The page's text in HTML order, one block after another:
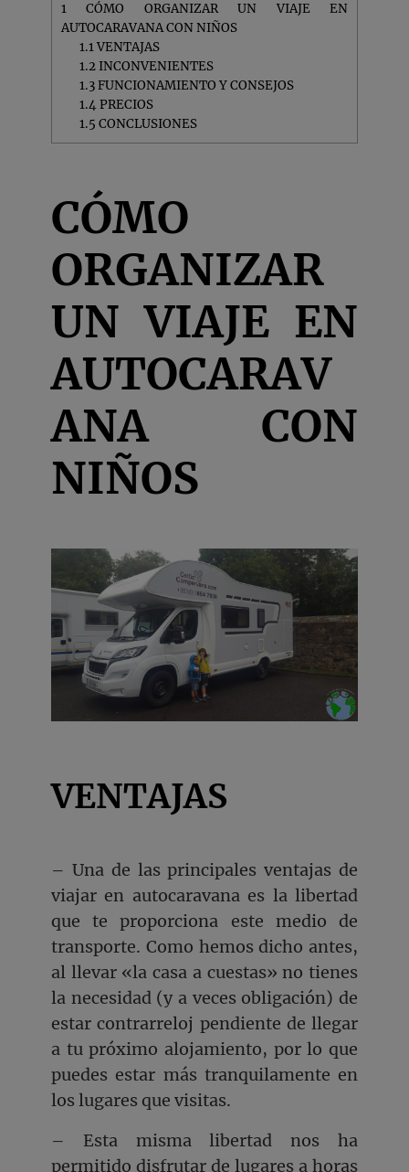
1 CÓMO ORGANIZAR UN VIAJE EN
AUTOCARAVANA CON NIÑOS
1.1VENTAJAS
1.2INCONVENIENTES
1.3FUNCIONAMIENTO Y CONSEJOS
1.4PRECIOS
1.5 CONCLUSIONES
CÓMO
ORGANIZAR
UN VIAJE EN
AUTOCARAV
ANA CON
NIÑOS
VENTAJAS
– Una de las principales ventajas de
viajar en autocaravana es la libertad
que te proporciona este medio de
transporte. Como hemos dicho antes,
al llevar «la casa a cuestas» no tienes
la necesidad (y a veces obligación) de
estar contrarreloj pendiente de llegar
a tu próximo alojamiento, por lo que
puedes estar más tranquilamente en
los lugares que visitas.
– Esta misma libertad nos ha
permitido disfrutar de lugares a horas